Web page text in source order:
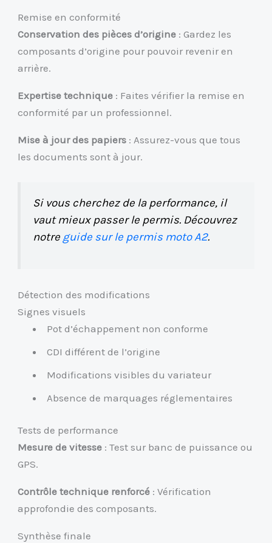
Remise en conformité
Conservation des pièces d’origine : Gardez les
composants d’origine pour pouvoir revenir en
arrière.
Expertise technique : Faites vérifier la remise en
conformité par un professionnel.
Mise à jour des papiers : Assurez-vous que tous
les documents sont à jour.
Si vous cherchez de la performance, il
vaut mieux passer le permis. Découvrez
notre guide sur le permis moto A2.
Détection des modifications
Signes visuels
Pot d’échappement non conforme
CDI différent de l’origine
Modifications visibles du variateur
Absence de marquages réglementaires
Tests de performance
Mesure de vitesse : Test sur banc de puissance ou
GPS.
Contrôle technique renforcé : Vérification
approfondie des composants.
Synthèse finale